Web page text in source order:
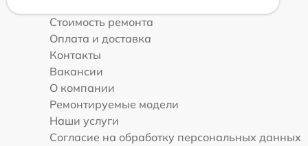
Стоимость ремонта
Оплата и доставка
Контакты
Вакансии
О компании
Ремонтируемые модели
Наши услуги
Согласие на обработку персональных данных